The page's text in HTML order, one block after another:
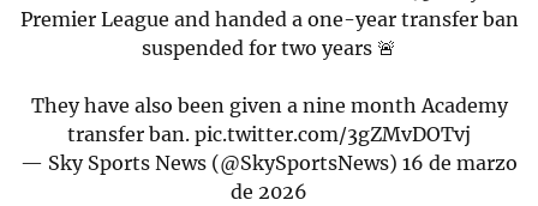
Premier League and handed a one-year transfer ban
suspended for two years 🚨
They have also been given a nine month Academy
transfer ban. pic.twitter.com/3gZMvDOTvj
— Sky Sports News (@SkySportsNews) 16 de marzo
de 2026